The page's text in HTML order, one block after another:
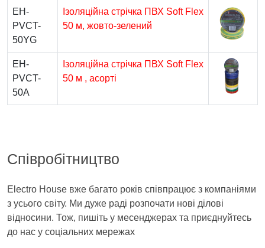
EH-
PVCT-
50YG
Ізоляційна стрічка ПВХ Soft Flex
50 м, жовто-зелений
EH-
PVCT-
50A
Ізоляційна стрічка ПВХ Soft Flex
50 м , асорті
Співробітництво
Electro House вже багато років співпрацює з компаніями
з усього світу. Ми дуже раді розпочати нові ділові
відносини. Тож, пишіть у месенджерах та приєднуйтесь
до нас у соціальних мережах